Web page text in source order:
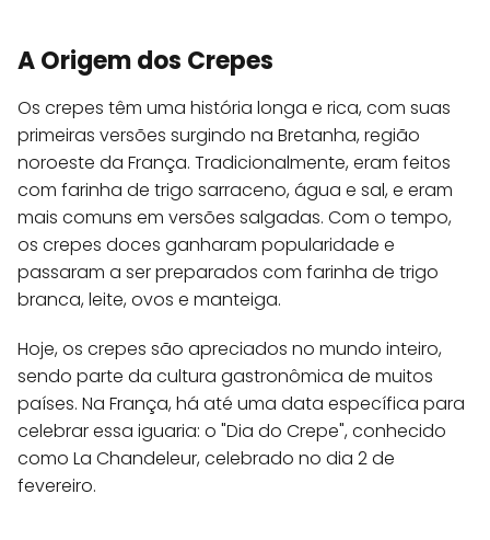
A Origem dos Crepes
Os crepes têm uma história longa e rica, com suas
primeiras versões surgindo na Bretanha, região
noroeste da França. Tradicionalmente, eram feitos
com farinha de trigo sarraceno, água e sal, e eram
mais comuns em versões salgadas. Com o tempo,
os crepes doces ganharam popularidade e
passaram a ser preparados com farinha de trigo
branca, leite, ovos e manteiga.
Hoje, os crepes são apreciados no mundo inteiro,
sendo parte da cultura gastronômica de muitos
países. Na França, há até uma data específica para
celebrar essa iguaria: o "Dia do Crepe", conhecido
como La Chandeleur, celebrado no dia 2 de
fevereiro.